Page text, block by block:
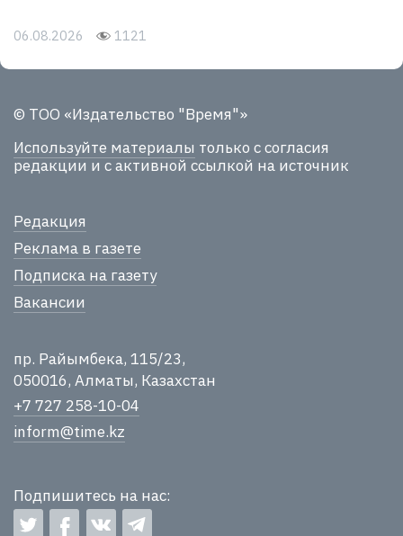
06.08.2026 1121
© ТОО «Издательство "Время"»
Используйте материалы только с согласия
редакции и с активной ссылкой на источник
Редакция
Реклама в газете
Подписка на газету
Вакансии
пр. Райымбека, 115/23,
050016, Алматы, Казахстан
+7 727 258-10-04
inform@time.kz
Подпишитесь на нас: